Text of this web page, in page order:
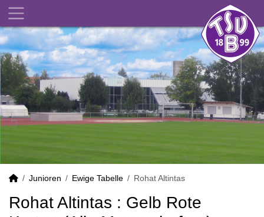
Junioren Ewige Tabelle Rohat Altintas
Rohat Altintas : Gelb Rote